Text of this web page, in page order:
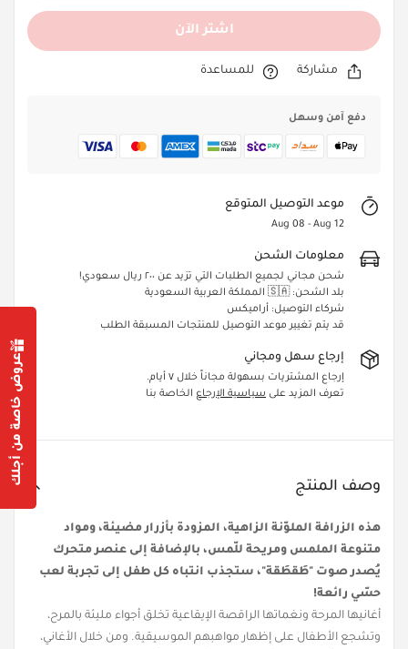
اشتر الآن
مشاركة للمساعدة
دفع آمن وسهل
موعد التوصيل المتوقع
Aug 08 - Aug 12
معلومات الشحن
شحن مجاني لجميع الطلبات التي تزيد عن ٢٠٠ ريال سعودي!
بلد الشحن: 🇸🇦 المملكة العربية السعودية
شركاء التوصيل: أراميكس
قد يتم تغيير موعد التوصيل للمنتجات المسبقة الطلب
إرجاع سهل ومجاني
إرجاع المشتريات بسهولة مجاناً خلال ٧ أيام.
تعرف المزيد على سياسية الإرجاع الخاصة بنا
وصف المنتج
هذه الزرافة الملوّنة الزاهية، المزودة بأزرار مضيئة، ومواد
متنوعة الملمس ومريحة للّمس، بالإضافة إلى عنصر متحرك
يُصدر صوت "طَقطَقة"، ستجذب انتباه كل طفل إلى تجربة لعب
حسّي رائعة!
أغانيها المرحة ونغماتها الراقصة الإيقاعية تخلق أجواء مليئة بالمرح،
وتشجع الأطفال على إظهار مواهبهم الموسيقية. ومن خلال الأغاني،
عروض خاصة من أجلك